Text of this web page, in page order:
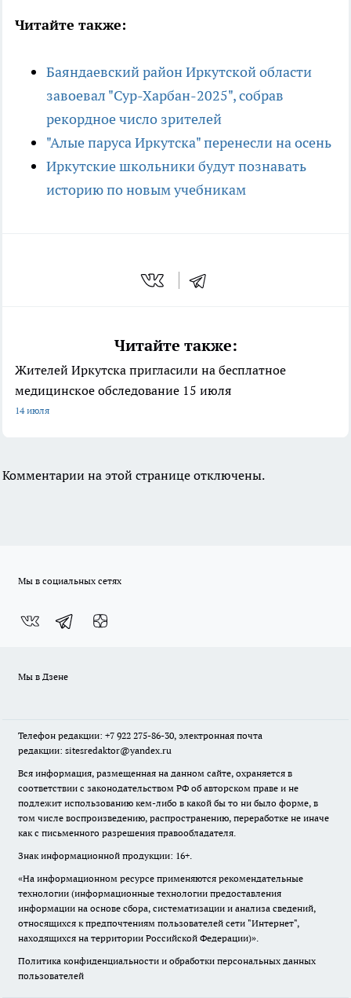
Читайте также:
Баяндаевский район Иркутской области
завоевал "Сур-Харбан-2025", собрав
рекордное число зрителей
"Алые паруса Иркутска" перенесли на осень
Иркутские школьники будут познавать
историю по новым учебникам
Читайте также:
Жителей Иркутска пригласили на бесплатное
медицинское обследование 15 июля
14 июля
Комментарии на этой странице отключены.
Мы в социальных сетях
Мы в Дзене
Телефон редакции: +7 922 275-86-30, электронная почта
редакции: sitesredaktor@yandex.ru
Вся информация, размещенная на данном сайте, охраняется в
соответствии с законодательством РФ об авторском праве и не
подлежит использованию кем-либо в какой бы то ни было форме, в
том числе воспроизведению, распространению, переработке не иначе
как с письменного разрешения правообладателя.
Знак информационной продукции: 16+.
«На информационном ресурсе применяются рекомендательные
технологии (информационные технологии предоставления
информации на основе сбора, систематизации и анализа сведений,
относящихся к предпочтениям пользователей сети "Интернет",
находящихся на территории Российской Федерации)».
Политика конфиденциальности и обработки персональных данных
пользователей